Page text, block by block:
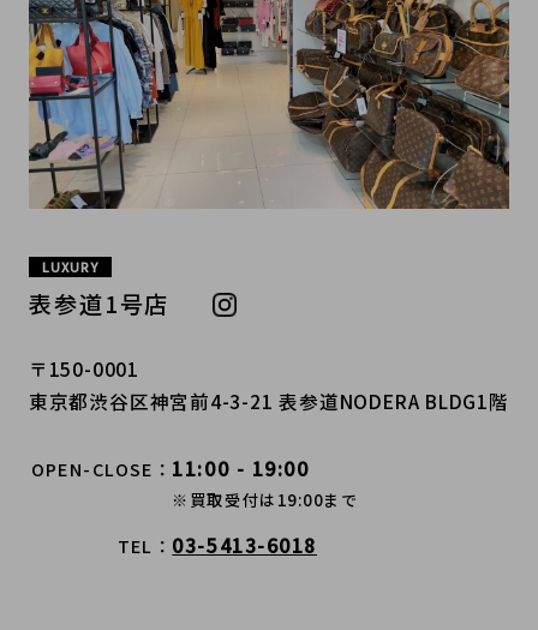
LUXURY
表参道1号店
〒150-0001
東京都渋谷区神宮前4-3-21 表参道NODERA BLDG1階
OPEN-CLOSE 11:00 - 19:00
※買取受付は19:00まで
TEL 03-5413-6018